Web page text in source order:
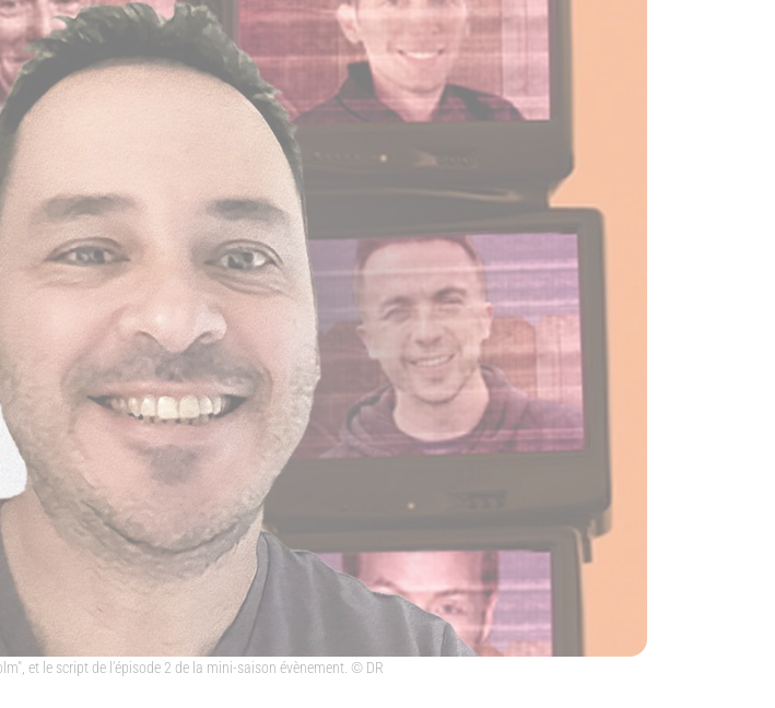
et le script de l'épisode 2 de la mini-saison évènement. © DR